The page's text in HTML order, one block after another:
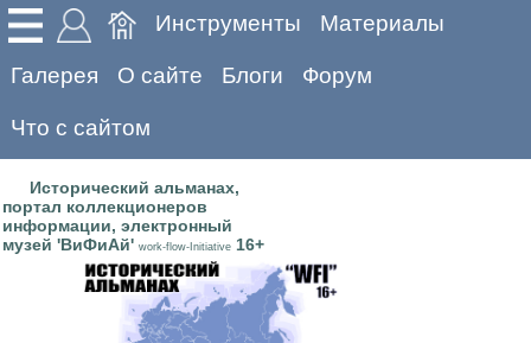
Инструменты Материалы
Галерея О сайте Блоги Форум
Что с сайтом
Исторический альманах,
портал коллекционеров
информации, электронный
музей 'ВиФиАй' work-flow-Initiative 16+